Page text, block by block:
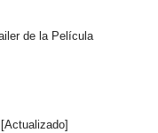
de la Película